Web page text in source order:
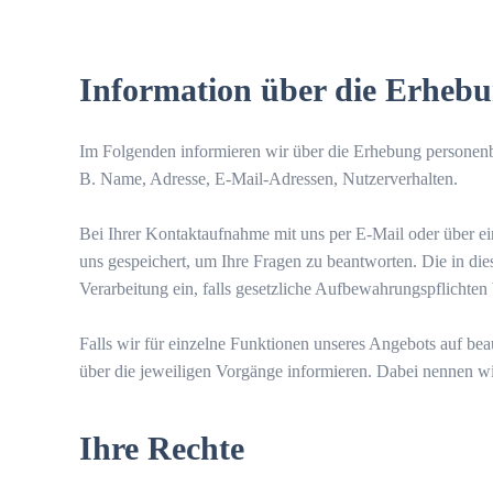
Information über die
Im Folgenden informieren wir über die Erhebung
B. Name, Adresse, E-Mail-Adressen, Nutzerverhalten.
Bei Ihrer Kontaktaufnahme mit uns per E-Mail oder über
uns gespeichert, um Ihre Fragen zu beantworten. Die in
Verarbeitung ein, falls gesetzliche Aufbewahrungspflichten
Falls wir für einzelne Funktionen unseres Angebots auf
über die jeweiligen Vorgänge informieren. Dabei nennen
Ihre Rechte